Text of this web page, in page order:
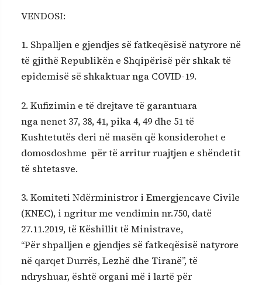
VENDOSI:
1. Shpalljen e gjendjes së fatkeqësisë natyrore në
të gjithë Republikën e Shqipërisë për shkak të
epidemisë së shkaktuar nga COVID-19.
2. Kufizimin e të drejtave të garantuara
nga nenet 37, 38, 41, pika 4, 49 dhe 51 të
Kushtetutës deri në masën që konsiderohet e
domosdoshme për të arritur ruajtjen e shëndetit
të shtetasve.
3. Komiteti Ndërministror i Emergjencave Civile
(KNEC), i ngritur me vendimin nr.750, datë
27.11.2019, të Këshillit të Ministrave,
“Për shpalljen e gjendjes së fatkeqësisë natyrore
në qarqet Durrës, Lezhë dhe Tiranë”, të
ndryshuar, është organi më i lartë për